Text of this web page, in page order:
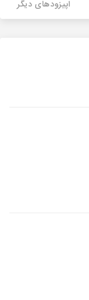
اپیزودهای دیگر